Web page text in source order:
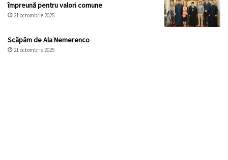
împreună pentru valori comune
21 octombrie 2025
Scăpăm de Ala Nemerenco
21 octombrie 2025